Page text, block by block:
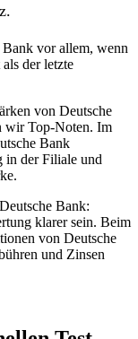
vor allem, wenn
der letzte
von Deutsche
wir Top-Noten. Im
Bank
in der Filiale und
Bank:
klarer sein. Beim
von Deutsche
und Zinsen